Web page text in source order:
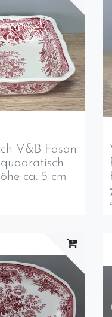
V&B Fasan
ca. 5 cm